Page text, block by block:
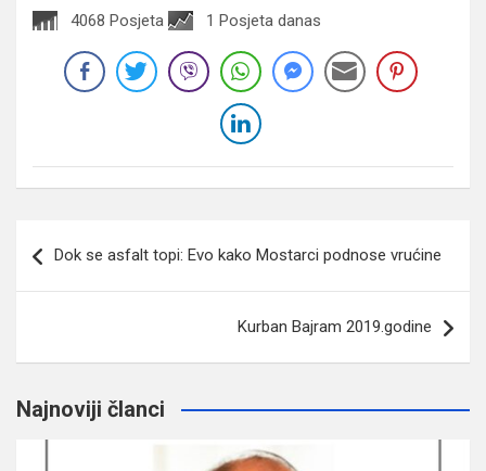
4068 Posjeta 1 Posjeta danas
članaka
Dok se asfalt topi: Evo kako Mostarci podnose vrućine
Kurban Bajram 2019.godine
Najnoviji članci